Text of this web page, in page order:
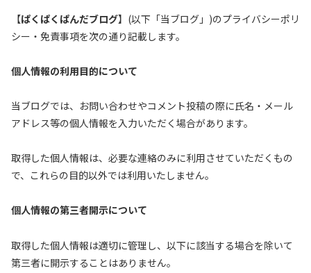
【ぱくぱくぱんだブログ】(以下「当ブログ」)のプライバシーポリ
シー・免責事項を次の通り記載します。
個人情報の利用目的について
当ブログでは、お問い合わせやコメント投稿の際に氏名・メール
アドレス等の個人情報を入力いただく場合があります。
取得した個人情報は、必要な連絡のみに利用させていただくもの
で、これらの目的以外では利用いたしません。
個人情報の第三者開示について
取得した個人情報は適切に管理し、以下に該当する場合を除いて
第三者に開示することはありません。